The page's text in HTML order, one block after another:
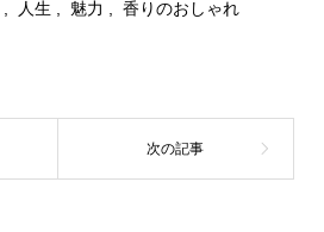
人生 魅力 香りのおしゃれ